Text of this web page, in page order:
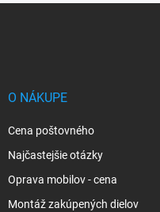
O NÁKUPE
Cena poštovného
Najčastejšie otázky
Oprava mobilov - cena
Montáž zakúpených dielov